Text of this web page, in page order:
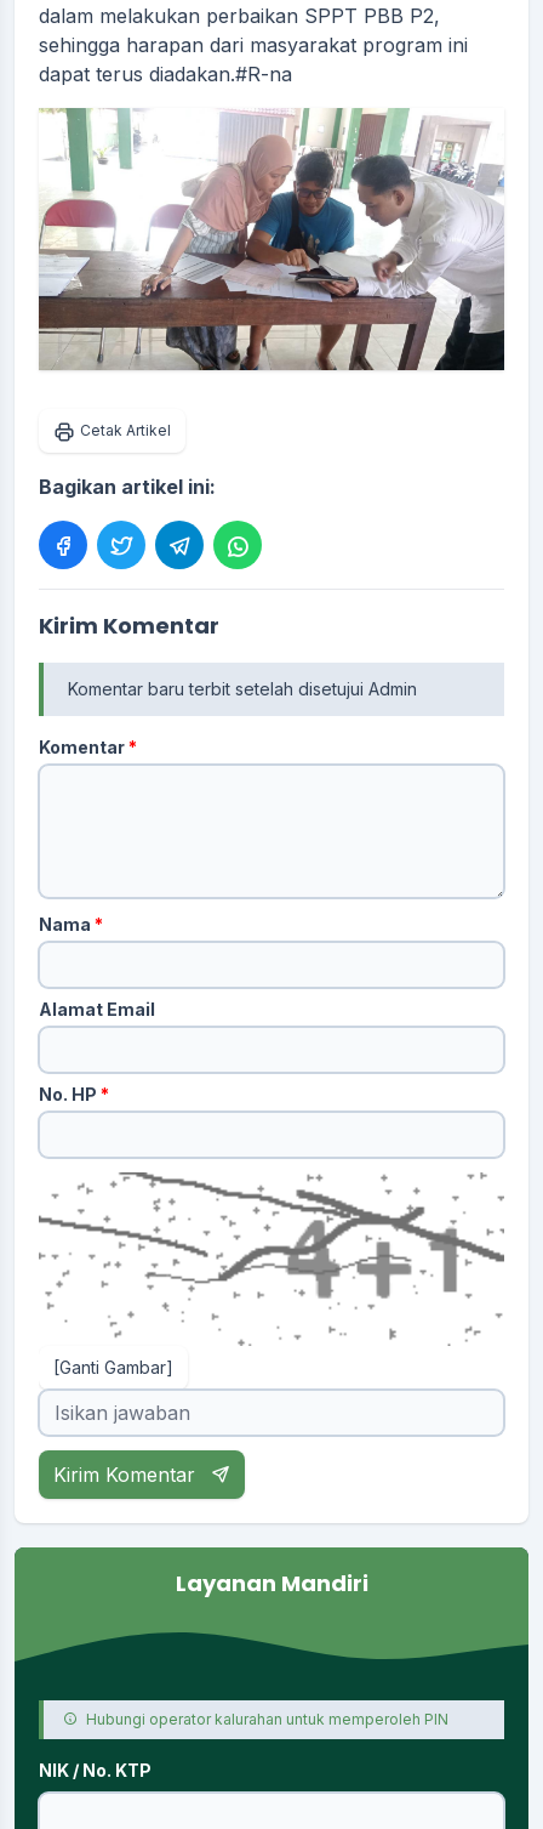
dalam melakukan perbaikan SPPT PBB P2,
sehingga harapan dari masyarakat program ini
dapat terus diadakan.#R-na
Cetak Artikel
Bagikan artikel ini:
Kirim Komentar
Komentar baru terbit setelah disetujui Admin
Komentar*
Nama *
Alamat Email
No. HP *
[Ganti Gambar]
Kirim Komentar
Layanan Mandiri
Hubungi operator kalurahan untuk memperoleh PIN
NIK / No. KTP